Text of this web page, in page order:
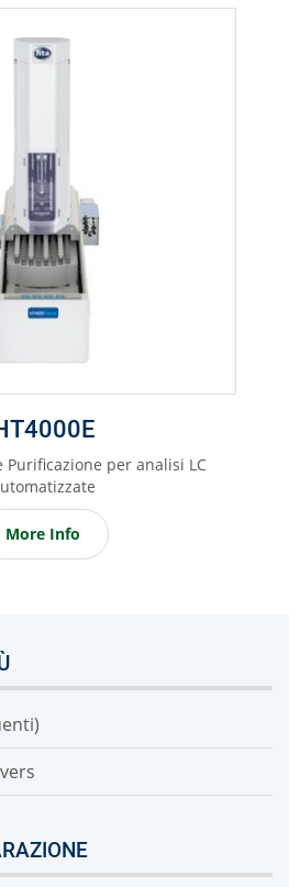
Purificazione per analisi LC
More Info